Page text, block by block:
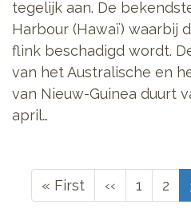
tegelijk aan. De
Harbour (Hawaï) waarbij
flink beschadigd wordt.
van het Australische en
van Nieuw-Guinea duurt
april…
Paginering
Eerste
pagina
« First
Vorige
pagina
‹‹ Page
1 2